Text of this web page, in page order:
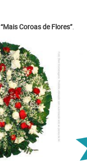
“Mais Coroas de Flores”.